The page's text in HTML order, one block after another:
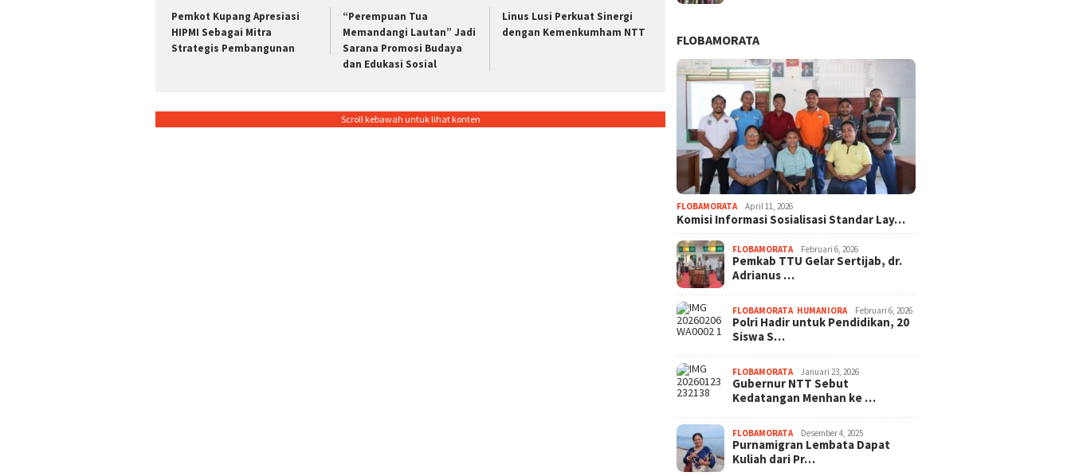
Pemkot Kupang Apresiasi
HIPMI Sebagai Mitra
Strategis Pembangunan
“Perempuan Tua
Memandangi Lautan” Jadi
Sarana Promosi Budaya
dan Edukasi Sosial
Linus Lusi Perkuat Sinergi
dengan Kemenkumham NTT
Scroll kebawah untuk lihat konten
FLOBAMORATA
FLOBAMORATA April 11, 2026
Komisi Informasi Sosialisasi Standar Lay…
FLOBAMORATA Februari 6, 2026
Pemkab TTU Gelar Sertijab, dr.
Adrianus …
FLOBAMORATA, HUMANIORA Februari 6, 2026
Polri Hadir untuk Pendidikan, 20
Siswa S…
FLOBAMORATA Januari 23, 2026
Gubernur NTT Sebut
Kedatangan Menhan ke …
FLOBAMORATA Desember 4, 2025
Purnamigran Lembata Dapat
Kuliah dari Pr…